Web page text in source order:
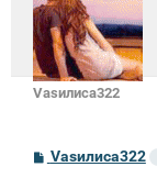
Vasилиса322
С
о
Vasилиса322